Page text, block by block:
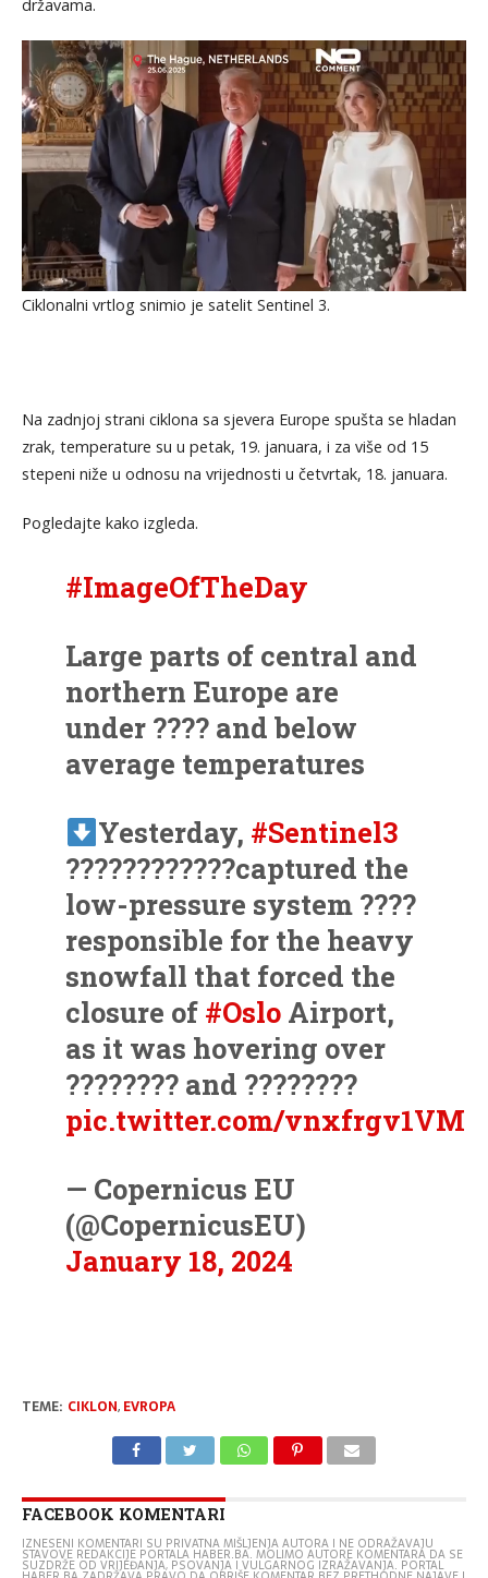
državama.
Ciklonalni vrtlog snimio je satelit Sentinel 3.
Na zadnjoj strani ciklona sa sjevera Europe spušta se hladan
zrak, temperature su u petak, 19. januara, i za više od 15
stepeni niže u odnosu na vrijednosti u četvrtak, 18. januara.
Pogledajte kako izgleda.
#ImageOfTheDay
Large parts of central and
northern Europe are
under ????️ and below
average temperatures
Yesterday, #Sentinel3
????????????️captured the
low-pressure system ????
responsible for the heavy
snowfall that forced the
closure of #Oslo Airport,
as it was hovering over
???????? and ????????
pic.twitter.com/vnxfrgv1VM
— Copernicus EU
(@CopernicusEU)
January 18, 2024
TEME: CIKLON, EVROPA
FACEBOOK KOMENTARI
IZNESENI KOMENTARI SU PRIVATNA MIŠLJENJA AUTORA I NE ODRAŽAVAJU
STAVOVE REDAKCIJE PORTALA HABER.BA. MOLIMO AUTORE KOMENTARA DA SE
SUZDRŽE OD VRIJEĐANJA, PSOVANJA I VULGARNOG IZRAŽAVANJA. PORTAL